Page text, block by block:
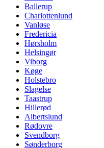
Ballerup
Charlottenlund
Vanløse
Fredericia
Hørsholm
Helsingør
Viborg
Køge
Holstebro
Slagelse
Taastrup
Hillerød
Albertslund
Rødovre
Svendborg
Sønderborg